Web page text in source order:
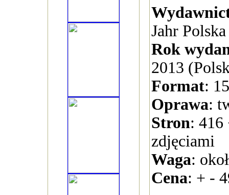
Jahr
Rok
2013
Format:
Oprawa:
Stron: 416
zdjęciami
Waga:
Cena: + -